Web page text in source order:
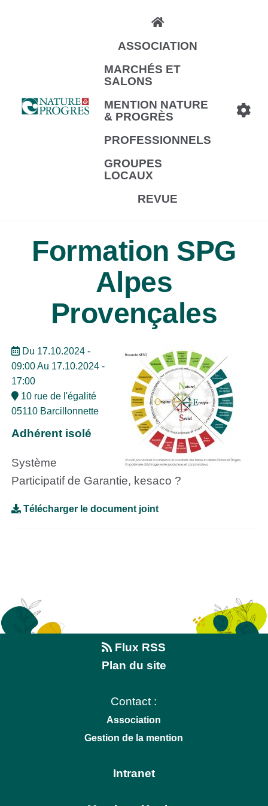
ASSOCIATION
MARCHÉS ET
SALONS
MENTION NATURE
& PROGRÈS
PROFESSIONNELS
GROUPES
LOCAUX
REVUE
Formation SPG
Alpes
Provençales
Du 17.10.2024 -
09:00 Au 17.10.2024 -
17:00
10 rue de l'égalité
05110 Barcillonnette
Adhérent isolé
Système
Participatif de Garantie, kesaco ?
Télécharger le document joint
Flux RSS
Plan du site
Contact :
Association
Gestion de la mention
Intranet